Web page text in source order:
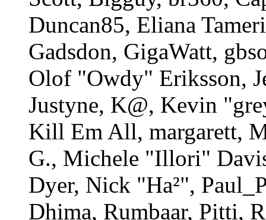
Duncan85, Eliana
Gadsdon, GigaWatt,
Olof "Owdy" Eriksson,
Justyne, K@, Kevin
Kill Em All, margarett,
G., Michele "Illori"
Dyer, Nick "Ha²",
Dhima, Rumbaar, Pitti,